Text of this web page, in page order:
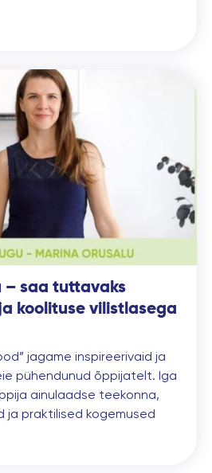
– saa tuttavaks
koolituse vilistlasega
jagame inspireerivaid ja
pühendunud õppijatelt. Iga
ainulaadse teekonna,
ja praktilised kogemused